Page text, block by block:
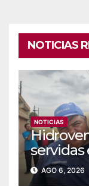
NOTICIAS
NOTICIAS
servidas
AGO 6, 2026